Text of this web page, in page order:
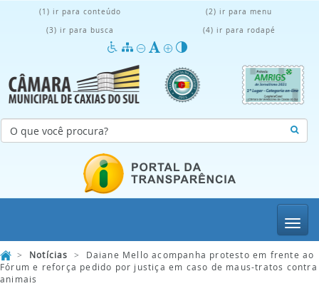
(1) ir para conteúdo
(2) ir para menu
(3) ir para busca
(4) ir para rodapé
> Notícias > Daiane Mello acompanha protesto em frente ao
Fórum e reforça pedido por justiça em caso de maus-tratos contra
animais